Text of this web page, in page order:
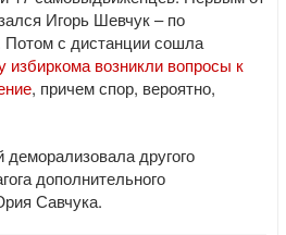
Игорь Шевчук – по
с дистанции сошла
избиркома возникли вопросы к
, причем спор, вероятно,
другого
дополнительного
Савчука.